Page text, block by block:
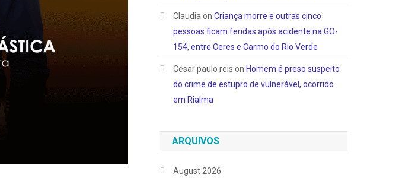
ClaudiaonCriança morre e outras cinco
pessoas ficam feridas após acidente na GO-
154, entre Ceres e Carmo do Rio Verde
Cesar paulo reis on Homem é preso suspeito
do crime de estupro de vulnerável, ocorrido
em Rialma
ARQUIVOS
August 2026